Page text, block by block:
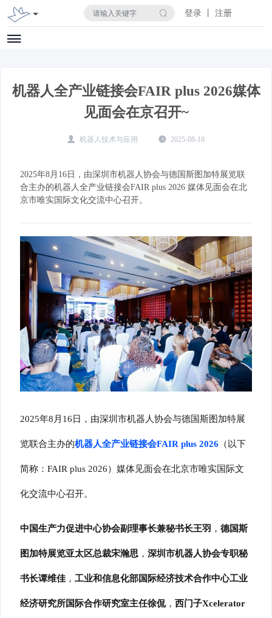
登录 丨 注册
机器人全产业链接会FAIR plus 2026媒体
见面会在京召开~
机器人技术与应用 2025-08-18
2025年8月16日，由深圳市机器人协会与德国斯图加特展览联
合主办的机器人全产业链接会FAIR plus 2026 媒体见面会在北
京市唯实国际文化交流中心召开。
2025年8 月 16 日，由深圳市机器人协会与德国斯图加特展
览联合主办的机器人全产业链接会FAIR plus 2026 （以下
简称： FAIR plus 2026）媒体见面会在北京市唯实国际文
化交流中心召开。
中国生产力促进中心协会副理事长兼秘书长王羽 ， 德国斯
图加特展览亚太区总裁宋瀚思 ， 深圳市机器人协会专职秘
书长谭维佳 ， 工业和信息化部国际经济技术合作中心工业
经济研究所国际合作研究室主任徐侃， 西门子Xcelerator